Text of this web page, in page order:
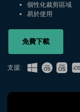
商店
音訊
熱門人群
熱門方案
部落格
AI提示詞大全
收錄 100+ 熱門影片提
幫助中心
我們隨時為您提供協助
立即購買
個性化裁剪區域
易於使用
免費下載
支援: